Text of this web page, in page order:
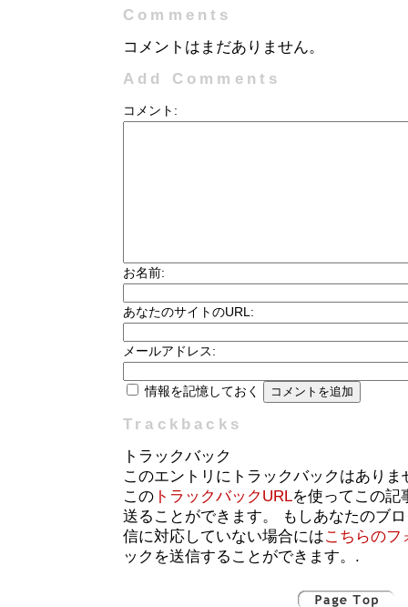
Comments
コメントはまだありません。
Add Comments
コメント:
お名前:
あなたのサイトのURL:
メールアドレス:
情報を記憶しておく
Trackbacks
トラックバック
このエントリにトラックバックはありま
この トラックバックURLを使ってこの記
送ることができます。 もしあなたのブ
信に対応していない場合にはこちらのフ
ックを送信することができます。.